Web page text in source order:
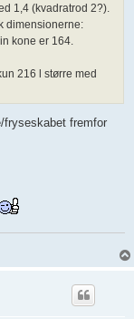
1,4 (kvadratrod 2?).
dimensionerne:
kone er 164.
216 l større med
fremfor